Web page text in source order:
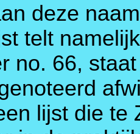
deze
telt
no. 66,
lijst die te